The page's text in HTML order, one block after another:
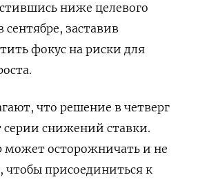
ниже целевого
сентябре, заставив
фокус на риски для
что решение в четверг
серии снижений ставки.
может осторожничать и не
чтобы присоединиться к